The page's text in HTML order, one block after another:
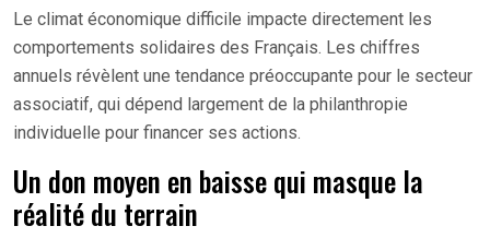
Le climat économique difficile impacte directement les
comportements solidaires des Français. Les chiffres
annuels révèlent une tendance préoccupante pour le secteur
associatif, qui dépend largement de la philanthropie
individuelle pour financer ses actions.
Un don moyen en baisse qui masque la
réalité du terrain